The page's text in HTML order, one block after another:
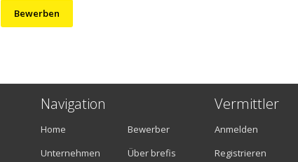
Bewerben
Navigation
Home
Unternehmen
Bewerber
Über brefis
Vermittler
Anmelden
Registrieren